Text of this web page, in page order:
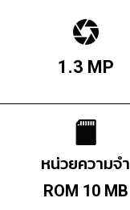
1.3 MP
หน่วยความจำ
ROM 10 MB